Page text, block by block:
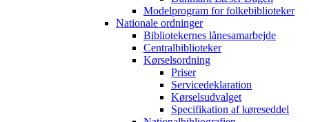
Modelprogram for folkebiblioteker
Nationale ordninger
Bibliotekernes lånesamarbejde
Centralbiblioteker
Kørselsordning
Priser
Servicedeklaration
Kørselsudvalget
Specifikation af køreseddel